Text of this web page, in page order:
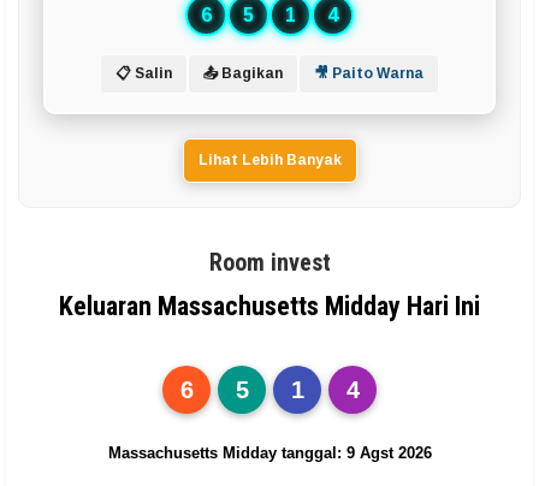
6 5 1 4
📋 Salin 📤 Bagikan 🎥 Paito Warna
Lihat Lebih Banyak
Room invest
Keluaran Massachusetts Midday Hari Ini
6 5 1 4
Massachusetts Midday tanggal: 9 Agst 2026